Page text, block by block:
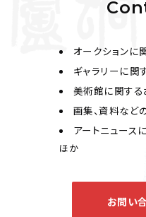
オークションに
ギャラリーに関
美術館に関す
画集、資料など
アートニュース
ほか
お問い